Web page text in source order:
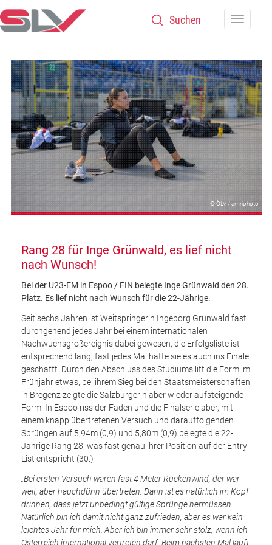
Zum Inhalt
© ÖLV / amriphoto
Rang 28 für Inge Grünwald, es lief nicht
nach Wunsch!
Bei der U23-EM in Espoo / FIN belegte Inge Grünwald den 28.
Platz. Es lief nicht nach Wunsch für die 22-Jährige.
Seit sechs Jahren ist Weitspringerin Ingeborg Grünwald fast
durchgehend jedes Jahr bei einem internationalen
Nachwuchsgroßereignis dabei gewesen, die Erfolgsliste ist
entsprechend lang, fast jedes Mal hatte sie es auch ins Finale
geschafft. Durch den Abschluss des Studiums litt die Form im
Frühjahr etwas, bei ihrem Sieg bei den Staatsmeisterschaften
in Bregenz zeigte die Salzburgerin aber wieder aufsteigende
Form. In Espoo riss der Faden und die Finalserie aber, mit
einem knapp übertretenen Versuch und darauffolgenden
Sprüngen auf 5,94m (0,9) und 5,80m (0,9) belegte die 22-
Jährige Rang 28, was fast genau ihrer Position auf der Entry-
List entspricht (30.)
„Bei ersten Versuch waren fast 4 Meter Rückenwind, der war
weit, aber hauchdünn übertreten. Dann ist es natürlich im Kopf
drinnen, dass jetzt unbedingt gültige Sprünge hermüssen.
Natürlich bin ich damit nicht ganz zufrieden, aber es war kein
leichtes Jahr für mich. Aber ich bin immer sehr stolz, wenn ich
Österreich international vertreten darf. Beim nächsten Mal läuft